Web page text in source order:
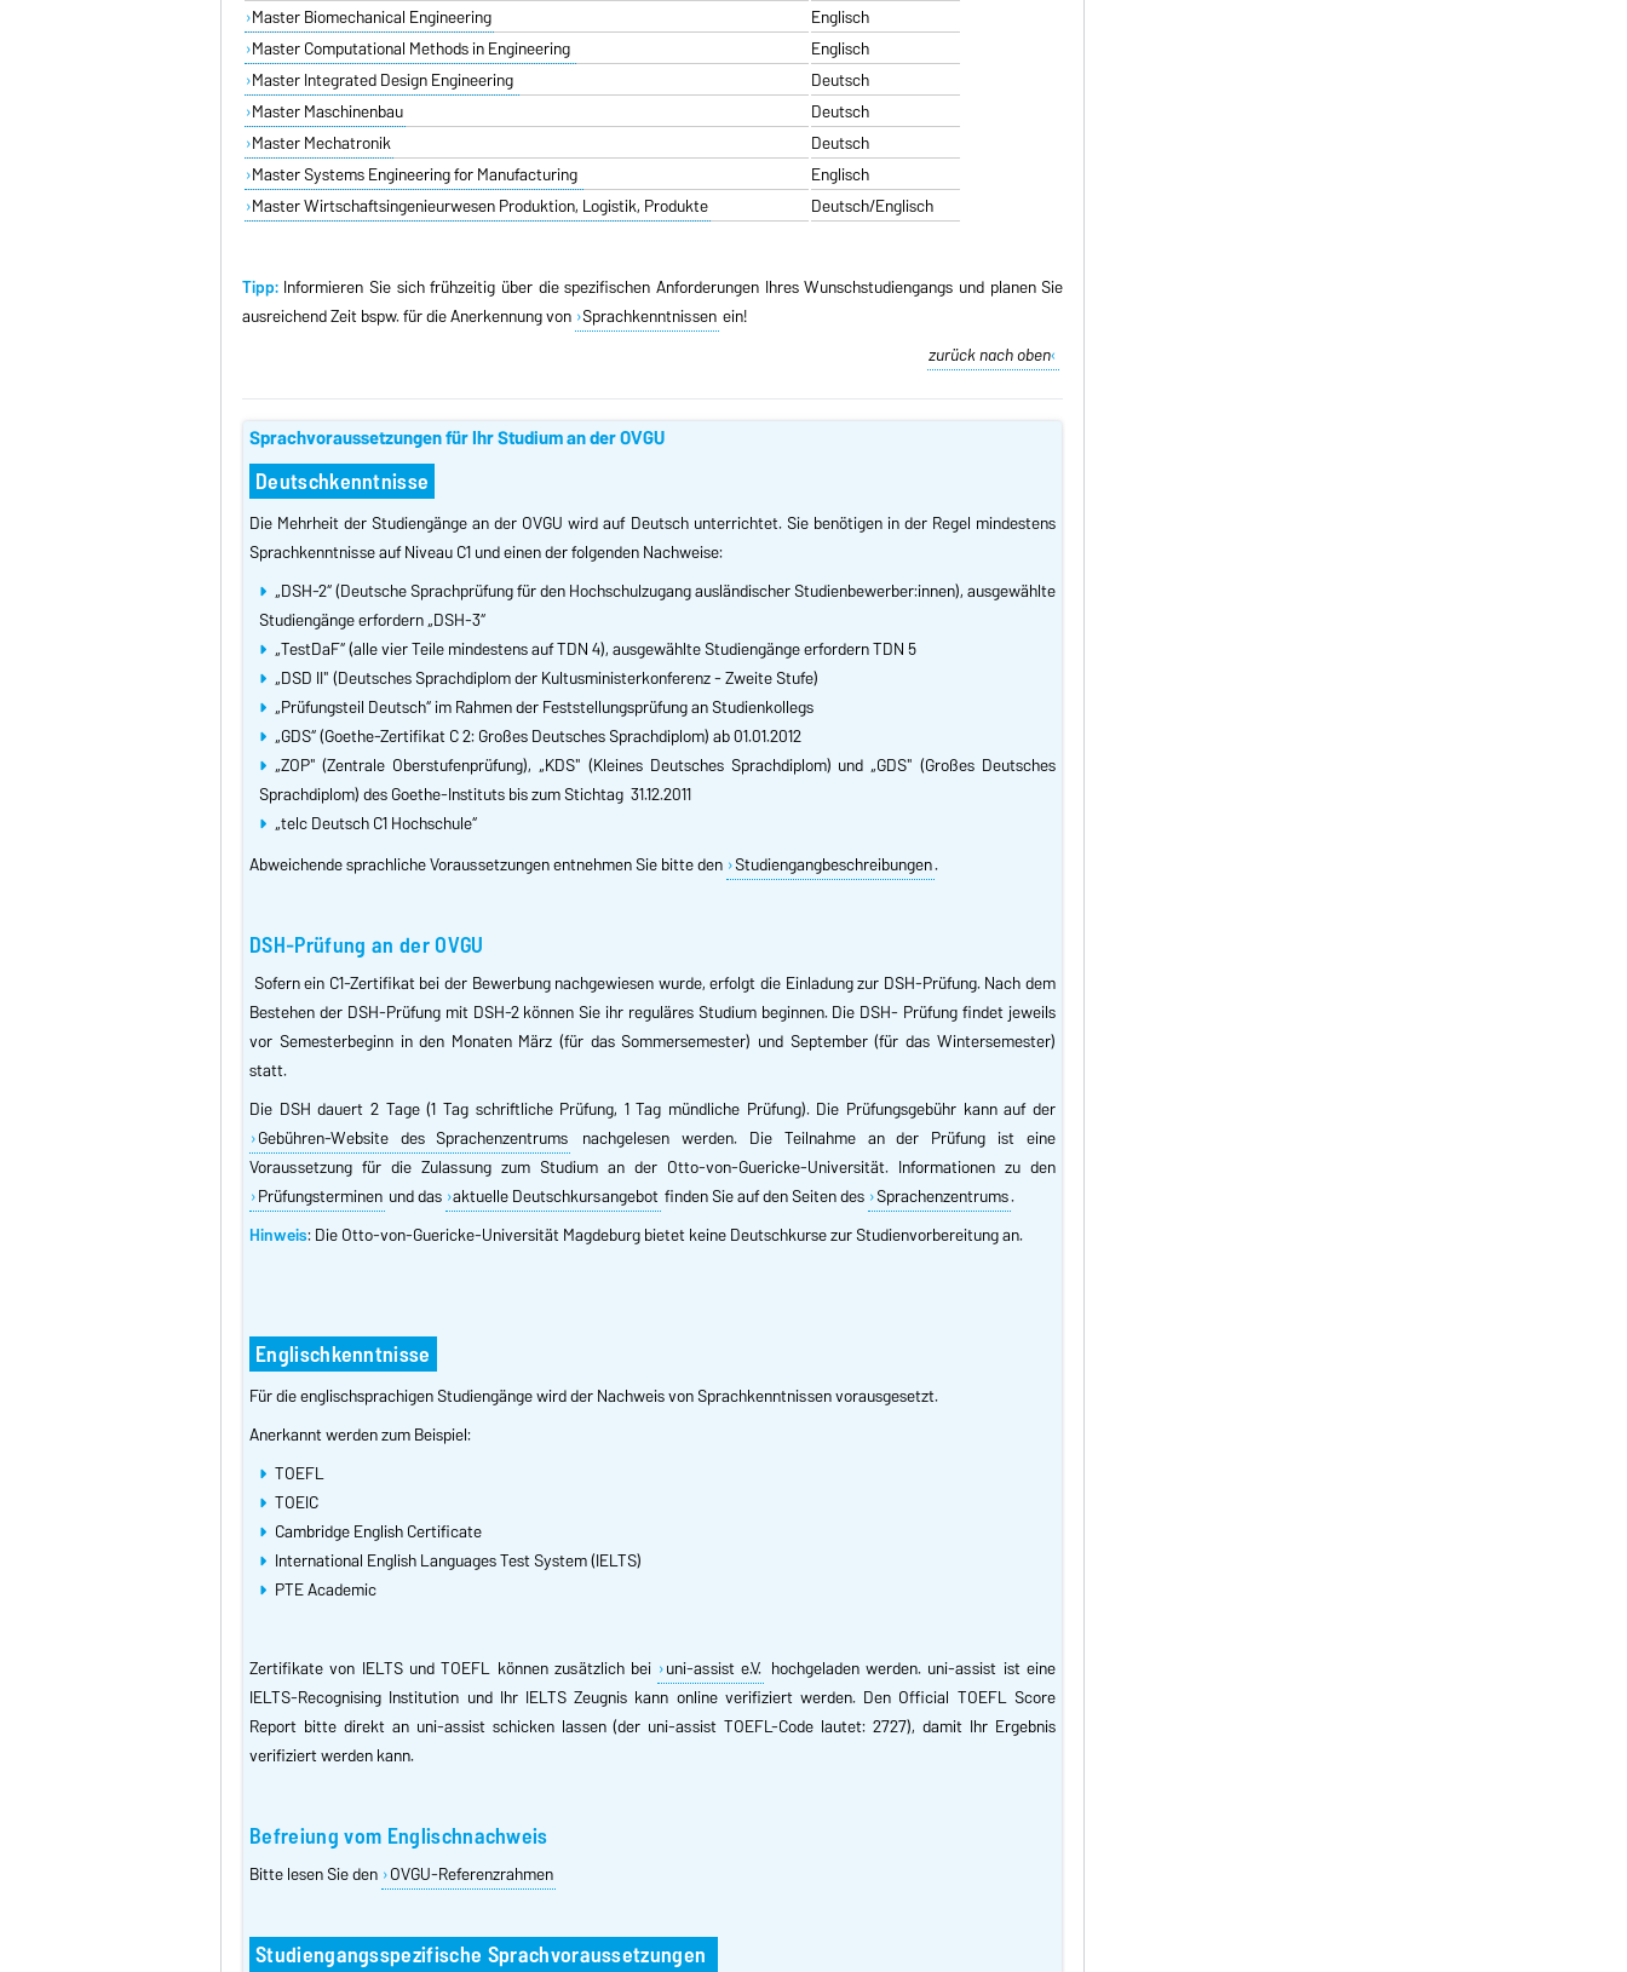
Master Biomechanical Engineering
Englisch
Master Computational Methods in Engineering
Englisch
Master Integrated Design Engineering
Deutsch
Master Maschinenbau
Deutsch
Master Mechatronik
Deutsch
Master Systems Engineering for Manufacturing
Englisch
Master Wirtschaftsingenieurwesen Produktion, Logistik, Produkte
Deutsch/Englisch
Tipp:Informieren Sie sich frühzeitig über die spezifischen Anforderungen Ihres Wunschstudiengangs und planen Sie
ausreichend Zeit bspw. für die Anerkennung von Sprachkenntnissen ein!
zurück nach oben
Sprachvoraussetzungen für Ihr Studium an der OVGU
Deutschkenntnisse
Die Mehrheit der Studiengänge an der OVGU wird auf Deutsch unterrichtet. Sie benötigen in der Regel mindestens
Sprachkenntnisse auf Niveau C1 und einen der folgenden Nachweise:
„DSH-2“ (Deutsche Sprachprüfung für den Hochschulzugang ausländischer Studienbewerber:innen), ausgewählte
Studiengänge erfordern „DSH-3“
„TestDaF“ (alle vier Teile mindestens auf TDN 4), ausgewählte Studiengänge erfordern TDN 5
„DSD II" (Deutsches Sprachdiplom der Kultusministerkonferenz - Zweite Stufe)
„Prüfungsteil Deutsch“ im Rahmen der Feststellungsprüfung an Studienkollegs
„GDS“ (Goethe-Zertifikat C 2: Großes Deutsches Sprachdiplom) ab 01.01.2012
„ZOP" (Zentrale Oberstufenprüfung), „KDS" (Kleines Deutsches Sprachdiplom) und „GDS" (Großes Deutsches
Sprachdiplom) des Goethe-Instituts bis zum Stichtag 31.12.2011
„telc Deutsch C1 Hochschule“
Abweichende sprachliche Voraussetzungen entnehmen Sie bitte den Studiengangbeschreibungen.
DSH-Prüfung an der OVGU
Sofern ein C1-Zertifikat bei der Bewerbung nachgewiesen wurde, erfolgt die Einladung zur DSH-Prüfung. Nach dem
Bestehen der DSH-Prüfung mit DSH-2 können Sie ihr reguläres Studium beginnen. Die DSH- Prüfung findet jeweils
vor Semesterbeginn in den Monaten März (für das Sommersemester) und September (für das Wintersemester)
statt.
Die DSH dauert 2 Tage (1 Tag schriftliche Prüfung, 1 Tag mündliche Prüfung). Die Prüfungsgebühr kann auf der
Gebühren-Website des Sprachenzentrums nachgelesen werden. Die Teilnahme an der Prüfung ist eine
Voraussetzung für die Zulassung zum Studium an der Otto-von-Guericke-Universität. Informationen zu den
Prüfungsterminen und das aktuelle Deutschkursangebot finden Sie auf den Seiten des Sprachenzentrums.
Hinweis: Die Otto-von-Guericke-Universität Magdeburg bietet keine Deutschkurse zur Studienvorbereitung an.
Englischkenntnisse
Für die englischsprachigen Studiengänge wird der Nachweis von Sprachkenntnissen vorausgesetzt.
Anerkannt werden zum Beispiel:
TOEFL
TOEIC
Cambridge English Certificate
International English Languages Test System (IELTS)
PTE Academic
Zertifikate von IELTS und TOEFL können zusätzlich bei uni-assist e.V. hochgeladen werden. uni-assist ist eine
IELTS-Recognising Institution und Ihr IELTS Zeugnis kann online verifiziert werden. Den Official TOEFL Score
Report bitte direkt an uni-assist schicken lassen (der uni-assist TOEFL-Code lautet: 2727), damit Ihr Ergebnis
verifiziert werden kann.
Befreiung vom Englischnachweis
Bitte lesen Sie den OVGU-Referenzrahmen
Studiengangsspezifische Sprachvoraussetzungen